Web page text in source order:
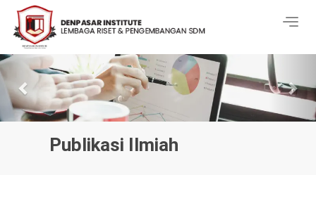
Previous
Publikasi Ilmiah